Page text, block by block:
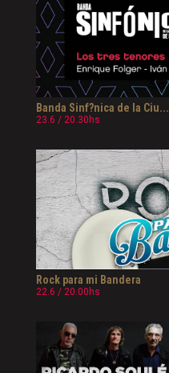
Banda Sinf?nica de la Ciu...
23.6 / 20.30hs
Rock para mi Bandera
22.6 / 20.00hs